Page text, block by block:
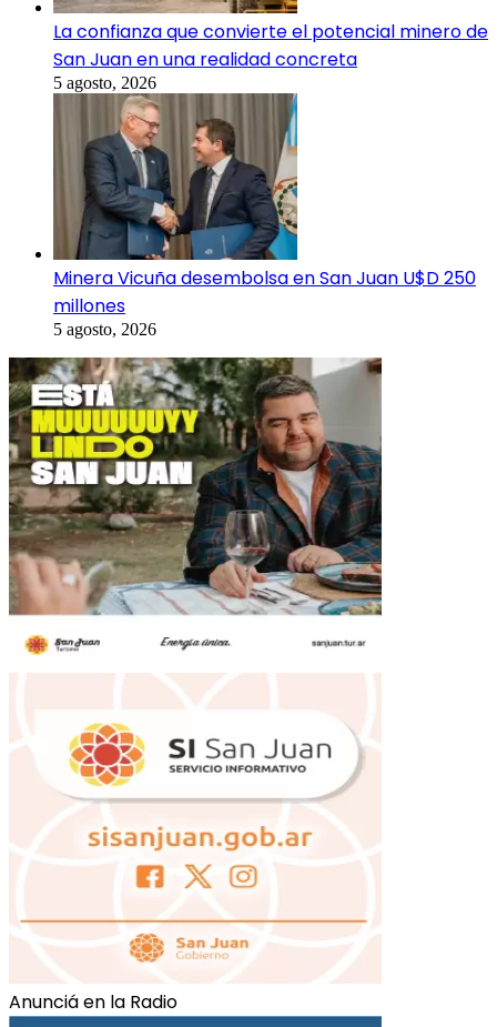
La confianza que convierte el potencial minero de
San Juan en una realidad concreta
5 agosto, 2026
Minera Vicuña desembolsa en San Juan U$D 250
millones
5 agosto, 2026
Anunciá en la Radio